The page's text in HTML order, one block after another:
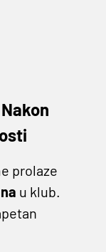
prolaze
u klub.